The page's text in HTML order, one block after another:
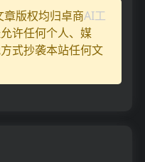
版权均归卓商AI工
许任何个人、媒
式抄袭本站任何文